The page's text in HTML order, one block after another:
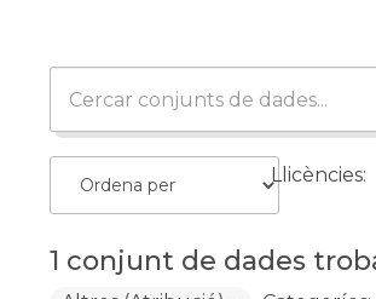
1 conjunt de dades
Llicències: